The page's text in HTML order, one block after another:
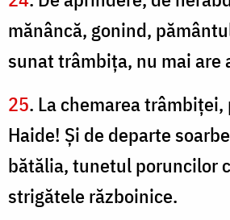
mănâncă, gonind,
sunat trâmbiţa, nu mai are
25. La chemarea trâmbiţei,
Haide! Şi de departe
bătălia, tunetul poruncilor
strigătele războinice.